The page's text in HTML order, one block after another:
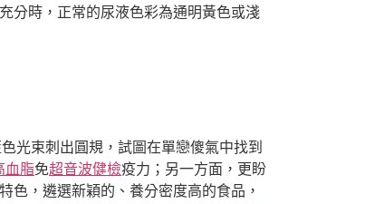
分時，正常的尿液色彩為通明黃色或淺
光束刺出圓規，試圖在單戀傻氣中找到
血脂免超音波健檢疫力；另一方面，更盼
色，遴選新穎的、養分密度高的食品，